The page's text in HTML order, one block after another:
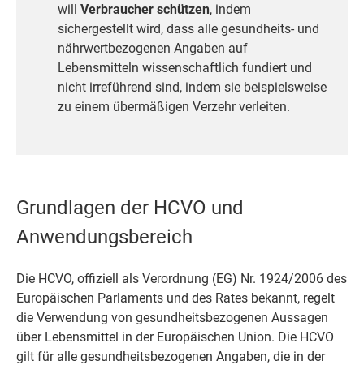
will Verbraucher schützen, indem
sichergestellt wird, dass alle gesundheits- und
nährwertbezogenen Angaben auf
Lebensmitteln wissenschaftlich fundiert und
nicht irreführend sind, indem sie beispielsweise
zu einem übermäßigen Verzehr verleiten.
Grundlagen der HCVO und
Anwendungsbereich
Die HCVO, offiziell als Verordnung (EG) Nr. 1924/2006 des
Europäischen Parlaments und des Rates bekannt, regelt
die Verwendung von gesundheitsbezogenen Aussagen
über Lebensmittel in der Europäischen Union. Die HCVO
gilt für alle gesundheitsbezogenen Angaben, die in der